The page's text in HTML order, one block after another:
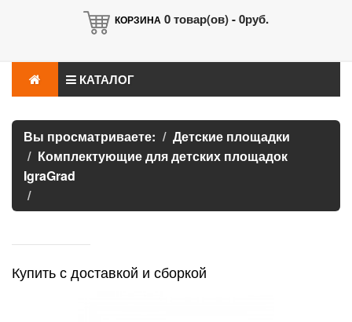
КОРЗИНА 0товар(ов) -0руб.
КАТАЛОГ
Вы просматриваете:
Детские площадки
Комплектующие для детских площадок
IgraGrad
Купить с доставкой и сборкой